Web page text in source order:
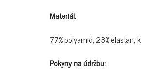
Materiál:
77% polyamid, 23% elastan,
Pokyny na údržbu: